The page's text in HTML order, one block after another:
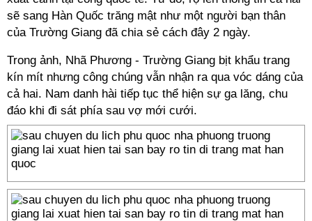
sẽ sang Hàn Quốc trăng mật như một người bạn thân
của Trường Giang đã chia sẻ cách đây 2 ngày.
Trong ảnh, Nhã Phương - Trường Giang bịt khẩu trang
kín mít nhưng công chúng vẫn nhận ra qua vóc dáng của
cả hai. Nam danh hài tiếp tục thể hiện sự ga lăng, chu
đáo khi đi sát phía sau vợ mới cưới.